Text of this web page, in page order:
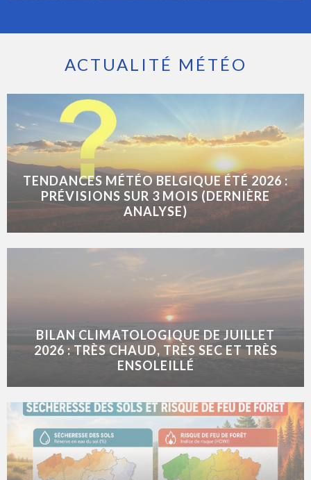
ACTUALITÉ MÉTÉO
TENDANCES MÉTÉO BELGIQUE ÉTÉ 2026 :
PRÉVISIONS SUR 3 MOIS (DERNIÈRE
ANALYSE)
BILAN CLIMATOLOGIQUE DE JUILLET
2026 : TRÈS CHAUD, TRÈS SEC ET TRÈS
ENSOLEILLÉ